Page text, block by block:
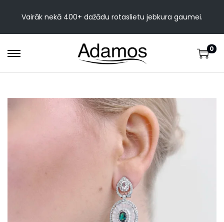
Vairāk nekā 400+ dažādu rotaslietu jebkura gaumei.
0